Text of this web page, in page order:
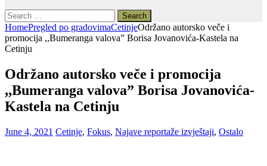
Search
for:
HomePregled po gradovimaCetinjeOdržano autorsko veče i
promocija ,,Bumeranga valova” Borisa Jovanovića-Kastela na
Cetinju
Održano autorsko veče i promocija
,,Bumeranga valova” Borisa Jovanovića-
Kastela na Cetinju
June 4, 2021 Cetinje, Fokus, Najave reportaže izvještaji, Ostalo